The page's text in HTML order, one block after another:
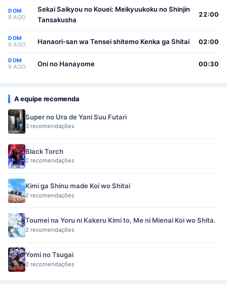
DOM
9 AGO
Sekai Saikyou no Kouei: Meikyuukoku no Shinjin
Tansakusha
22:00
DOM
9 AGO Hanaori-san wa Tensei shitemo Kenka ga Shitai 02:00
DOM
9 AGO Oni no Hanayome 00:30
A equipe recomenda
Super no Ura de Yani Suu Futari
3 recomendações
Black Torch
2 recomendações
Kimi ga Shinu made Koi wo Shitai
2 recomendações
Toumei na Yoru ni Kakeru Kimi to, Me ni Mienai Koi wo Shita.
2 recomendações
Yomi no Tsugai
2 recomendações